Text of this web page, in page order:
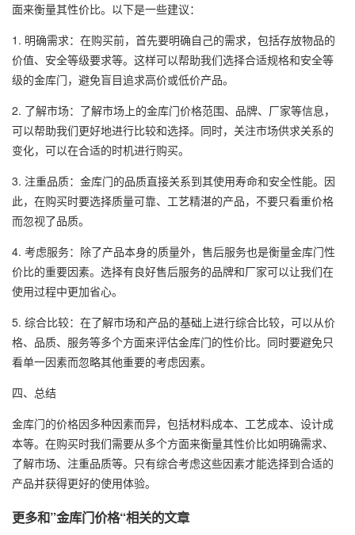
面来衡量其性价比。以下是一些建议：
1. 明确需求：在购买前，首先要明确自己的需求，包括存放物品的
价值、安全等级要求等。这样可以帮助我们选择合适规格和安全等
级的金库门，避免盲目追求高价或低价产品。
2. 了解市场：了解市场上的金库门价格范围、品牌、厂家等信息，
可以帮助我们更好地进行比较和选择。同时，关注市场供求关系的
变化，可以在合适的时机进行购买。
3. 注重品质：金库门的品质直接关系到其使用寿命和安全性能。因
此，在购买时要选择质量可靠、工艺精湛的产品，不要只看重价格
而忽视了品质。
4. 考虑服务：除了产品本身的质量外，售后服务也是衡量金库门性
价比的重要因素。选择有良好售后服务的品牌和厂家可以让我们在
使用过程中更加省心。
5. 综合比较：在了解市场和产品的基础上进行综合比较，可以从价
格、品质、服务等多个方面来评估金库门的性价比。同时要避免只
看单一因素而忽略其他重要的考虑因素。
四、总结
金库门的价格因多种因素而异，包括材料成本、工艺成本、设计成
本等。在购买时我们需要从多个方面来衡量其性价比如明确需求、
了解市场、注重品质等。只有综合考虑这些因素才能选择到合适的
产品并获得更好的使用体验。
更多和”金库门价格“相关的文章